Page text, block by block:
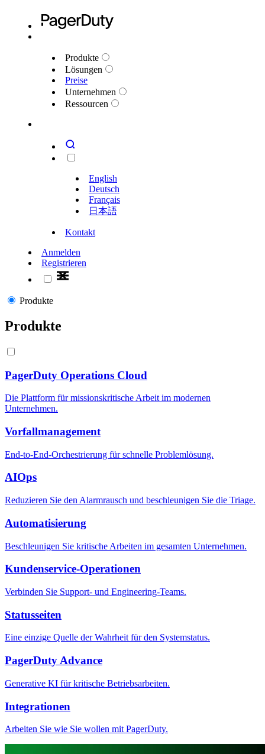
Produkte
Lösungen
Preise
Unternehmen
Ressourcen
English
Deutsch
Français
日本語
Kontakt
Anmelden
Registrieren
Produkte
Produkte
PagerDuty Operations Cloud
Die Plattform für missionskritische Arbeit im modernen
Unternehmen.
Vorfallmanagement
End-to-End-Orchestrierung für schnelle Problemlösung.
AIOps
Reduzieren Sie den Alarmrausch und beschleunigen Sie die Triage.
Automatisierung
Beschleunigen Sie kritische Arbeiten im gesamten Unternehmen.
Kundenservice-Operationen
Verbinden Sie Support- und Engineering-Teams.
Statusseiten
Eine einzige Quelle der Wahrheit für den Systemstatus.
PagerDuty Advance
Generative KI für kritische Betriebsarbeiten.
Integrationen
Arbeiten Sie wie Sie wollen mit PagerDuty.